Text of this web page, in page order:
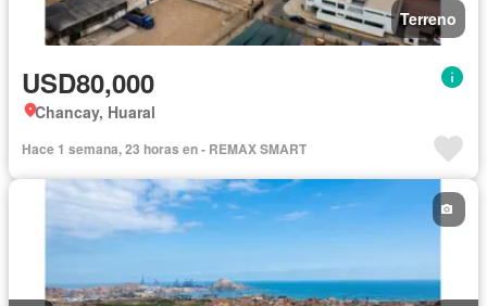
Terreno
USD80,000
Chancay, Huaral
Hace 1 semana, 23 horas en - REMAX SMART